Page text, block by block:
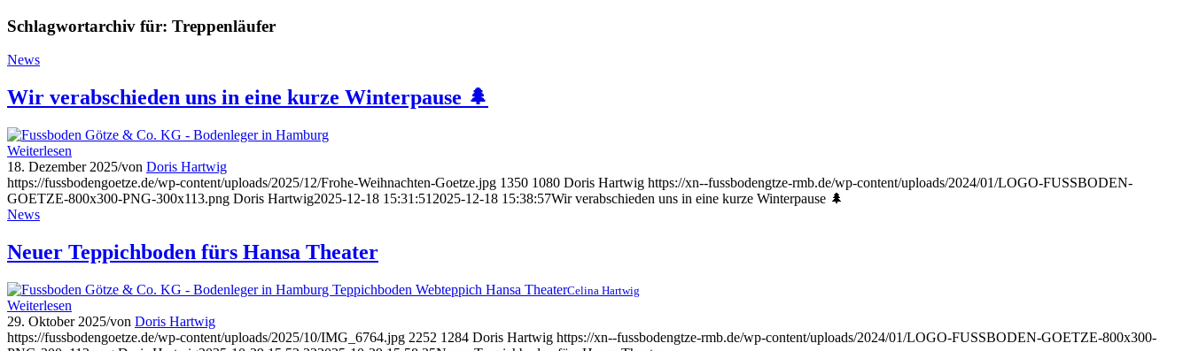
Schlagwortarchiv für: Treppenläufer
News
Wir verabschieden uns in eine kurze Winterpause 🌲
Weiterlesen
18. Dezember 2025/von Doris Hartwig
https://fussbodengoetze.de/wp-content/uploads/2025/12/Frohe-Weihnachten-Goetze.jpg 1350 1080 Doris Hartwig https://xn--fussbodengtze-rmb.de/wp-content/uploads/2024/01/LOGO-FUSSBODEN-
GOETZE-800x300-PNG-300x113.png Doris Hartwig2025-12-18 15:31:51 2025-12-18 15:38:57Wir verabschieden uns in eine kurze Winterpause 🌲
News
Neuer Teppichboden fürs Hansa Theater
Celina Hartwig
Weiterlesen
29. Oktober 2025/von Doris Hartwig
https://fussbodengoetze.de/wp-content/uploads/2025/10/IMG_6764.jpg 2252 1284 Doris Hartwig https://xn--fussbodengtze-rmb.de/wp-content/uploads/2024/01/LOGO-FUSSBODEN-GOETZE-800x300-